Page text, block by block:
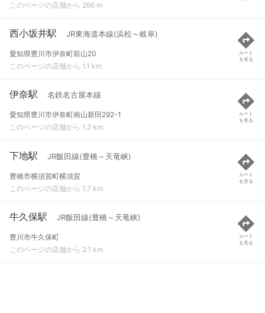
このページの店舗から 266 m
西小坂井駅 JR東海道本線(浜松～岐阜)
愛知県豊川市伊奈町前山20
このページの店舗から 1.1 km
ルート
を見る
伊奈駅 名鉄名古屋本線
愛知県豊川市伊奈町南山新田292-1
このページの店舗から 1.2 km
ルート
を見る
下地駅 JR飯田線(豊橋～天竜峡)
豊橋市横須賀町横須賀
このページの店舗から 1.7 km
ルート
を見る
牛久保駅 JR飯田線(豊橋～天竜峡)
豊川市牛久保町
このページの店舗から 2.1 km
ルート
を見る